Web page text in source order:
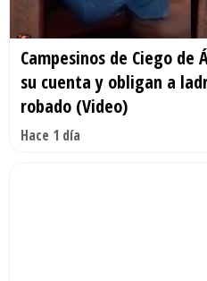
Campesinos de Ciego
su cuenta y obligan a
robado (Video)
Hace 1 día